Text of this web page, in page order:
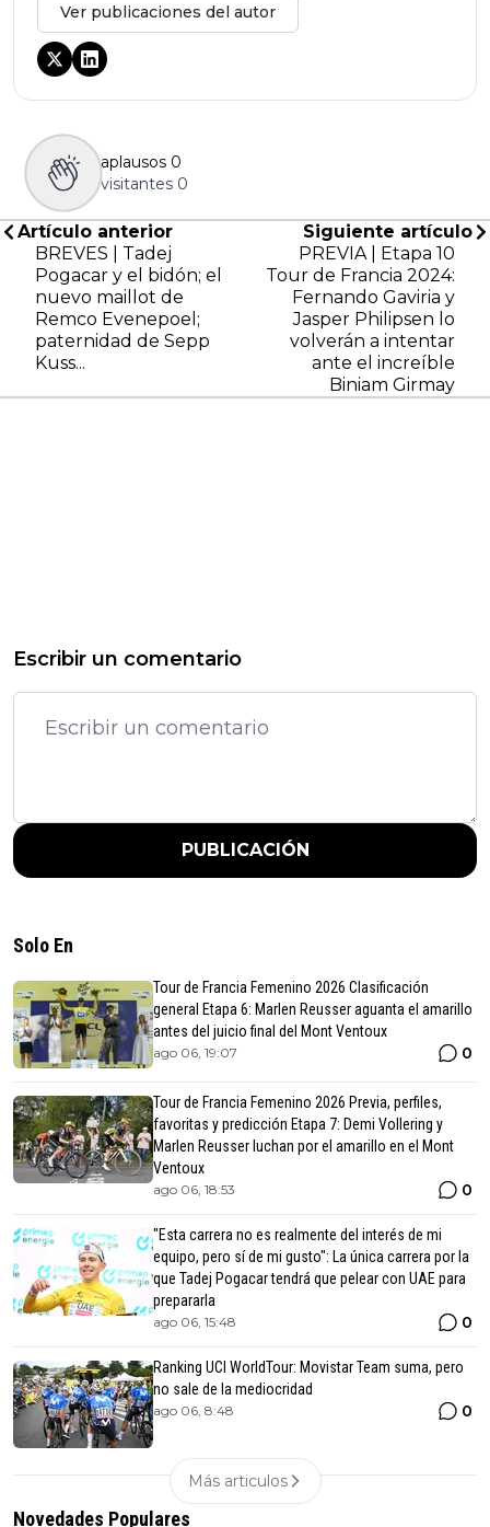
Ver publicaciones del autor
aplausos 0
visitantes 0
Artículo anterior
BREVES | Tadej
Pogacar y el bidón; el
nuevo maillot de
Remco Evenepoel;
paternidad de Sepp
Kuss...
Siguiente artículo
PREVIA | Etapa 10
Tour de Francia 2024:
Fernando Gaviria y
Jasper Philipsen lo
volverán a intentar
ante el increíble
Biniam Girmay
Escribir un comentario
PUBLICACIÓN
Solo En
Tour de Francia Femenino 2026 Clasificación
general Etapa 6: Marlen Reusser aguanta el amarillo
antes del juicio final del Mont Ventoux
ago 06, 19:07 0
Tour de Francia Femenino 2026 Previa, perfiles,
favoritas y predicción Etapa 7: Demi Vollering y
Marlen Reusser luchan por el amarillo en el Mont
Ventoux
ago 06, 18:53 0
"Esta carrera no es realmente del interés de mi
equipo, pero sí de mi gusto": La única carrera por la
que Tadej Pogacar tendrá que pelear con UAE para
prepararla
ago 06, 15:48 0
Ranking UCI WorldTour: Movistar Team suma, pero
no sale de la mediocridad
ago 06, 8:48 0
Más articulos
Novedades Populares